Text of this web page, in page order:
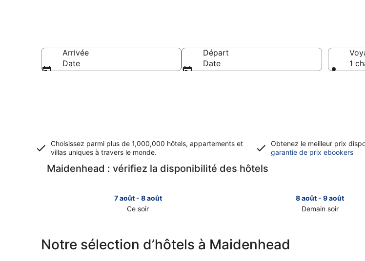
Arrivée
Date
Départ
Date
1
Choisissez parmi plus de 1,000,000 hôtels, appartements et
villas uniques à travers le monde.
Obtenez le meilleur prix
garantie de prix ebookers
Maidenhead : vérifiez la disponibilité des hôtels
7 août - 8 août
Ce soir
à
8 août - 9 août
Demain soir
prix
à
Notre sélection d’hôtels à Maidenhead